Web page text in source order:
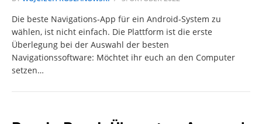
Die beste Navigations-App für ein Android-System zu
wählen, ist nicht einfach. Die Plattform ist die erste
Überlegung bei der Auswahl der besten
Navigationssoftware: Möchtet ihr euch an den Computer
setzen…